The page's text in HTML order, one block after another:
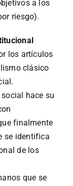
a los
riesgo).
los artículos
clásico
hace su
finalmente
se identifica
de los
que se